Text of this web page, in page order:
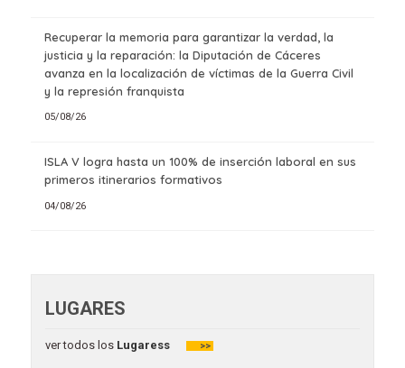
Recuperar la memoria para garantizar la verdad, la
justicia y la reparación: la Diputación de Cáceres
avanza en la localización de víctimas de la Guerra Civil
y la represión franquista
05/08/26
ISLA V logra hasta un 100% de inserción laboral en sus
primeros itinerarios formativos
04/08/26
LUGARES
ver todos losLugaress >>